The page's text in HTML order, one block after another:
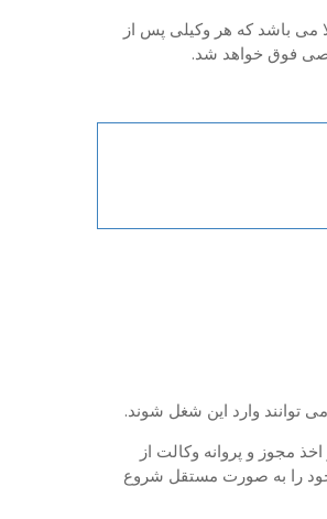
می باشد که هر وکیلی پس از
فوق خواهد شد.
می توانند وارد این شغل شوند.
مجوز و پروانه وکالت از
خود را به صورت مستقل شروع